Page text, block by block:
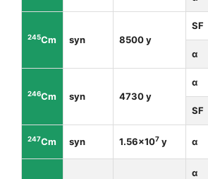
245Cm syn 8500 y
SF
α
246Cm syn 4730 y
α
SF
247Cm syn 1.56×107 y α
α